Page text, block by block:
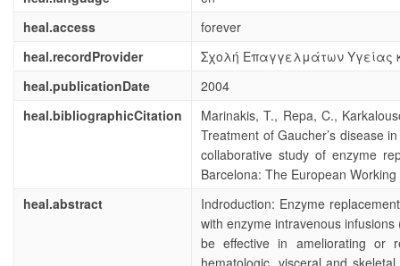
heal.access
forever
heal.recordProvider
Σχολή Επαγγελμάτων Υγείας
heal.publicationDate
2004
heal.bibliographicCitation
Marinakis, T., Repa, C.,
Treatment of Gaucher’s disease
collaborative study of enzyme
Barcelona: The European
heal.abstract
Indroduction: Enzyme
with enzyme intravenous
be effective in ameliorating or
hematologic, visceral and